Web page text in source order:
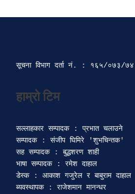
सूचना विभाग दर्ता‍ नं. : १६५/०७३/७४
हाम्रो टिम
सल्लाहकार सम्पादक : प्रभात चलाउने
सम्पादक : संजीप घिमिरे 'शुभचिन्तक'
सह सम्पादक : बुद्धशरण शाही
भाषा सम्पादक : रमेश दाहाल
डेस्क : आकाश गजुरेल र बाबुराम दाहाल
ब्यवस्थापक : राजेशमान मानन्धर